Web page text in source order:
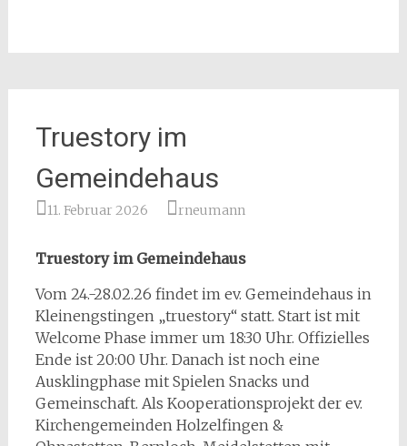
Truestory im
Gemeindehaus
11. Februar 2026 rneumann
Truestory im Gemeindehaus
Vom 24.-28.02.26 findet im ev. Gemeindehaus in
Kleinengstingen „truestory“ statt. Start ist mit
Welcome Phase immer um 18:30 Uhr. Offizielles
Ende ist 20:00 Uhr. Danach ist noch eine
Ausklingphase mit Spielen Snacks und
Gemeinschaft. Als Kooperationsprojekt der ev.
Kirchengemeinden Holzelfingen &